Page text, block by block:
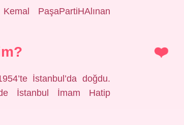
PaşaPartiHAlınan
İstanbul’da doğdu.
de İstanbul İmam Hatip